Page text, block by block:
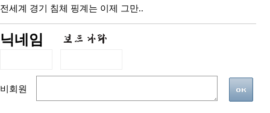
전세계 경기 침체 핑계는 이제 그만..
닉네임
비회원